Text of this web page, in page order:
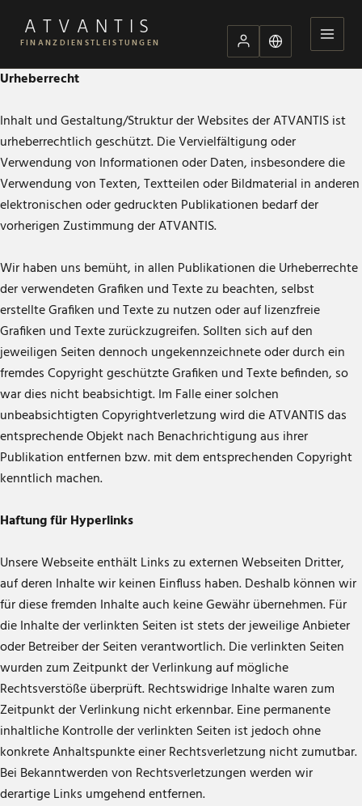
ATVANTIS
FINANZDIENSTLEISTUNGEN
Urheberrecht
Inhalt und Gestaltung/Struktur der Websites der ATVANTIS ist
urheberrechtlich geschützt. Die Vervielfältigung oder
Verwendung von Informationen oder Daten, insbesondere die
Verwendung von Texten, Textteilen oder Bildmaterial in anderen
elektronischen oder gedruckten Publikationen bedarf der
vorherigen Zustimmung der ATVANTIS.
Wir haben uns bemüht, in allen Publikationen die Urheberrechte
der verwendeten Grafiken und Texte zu beachten, selbst
erstellte Grafiken und Texte zu nutzen oder auf lizenzfreie
Grafiken und Texte zurückzugreifen. Sollten sich auf den
jeweiligen Seiten dennoch ungekennzeichnete oder durch ein
fremdes Copyright geschützte Grafiken und Texte befinden, so
war dies nicht beabsichtigt. Im Falle einer solchen
unbeabsichtigten Copyrightverletzung wird die ATVANTIS das
entsprechende Objekt nach Benachrichtigung aus ihrer
Publikation entfernen bzw. mit dem entsprechenden Copyright
kenntlich machen.
Haftung für Hyperlinks
Unsere Webseite enthält Links zu externen Webseiten Dritter,
auf deren Inhalte wir keinen Einfluss haben. Deshalb können wir
für diese fremden Inhalte auch keine Gewähr übernehmen. Für
die Inhalte der verlinkten Seiten ist stets der jeweilige Anbieter
oder Betreiber der Seiten verantwortlich. Die verlinkten Seiten
wurden zum Zeitpunkt der Verlinkung auf mögliche
Rechtsverstöße überprüft. Rechtswidrige Inhalte waren zum
Zeitpunkt der Verlinkung nicht erkennbar. Eine permanente
inhaltliche Kontrolle der verlinkten Seiten ist jedoch ohne
konkrete Anhaltspunkte einer Rechtsverletzung nicht zumutbar.
Bei Bekanntwerden von Rechtsverletzungen werden wir
derartige Links umgehend entfernen.